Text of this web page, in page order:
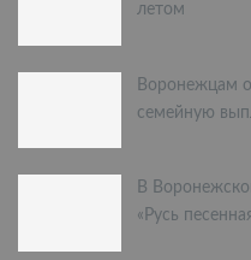
летом
Воронежцам
семейную
В
«Русь